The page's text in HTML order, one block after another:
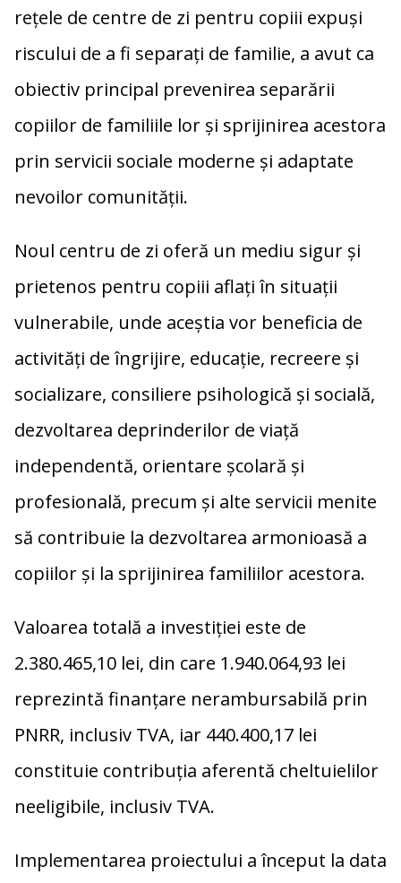
rețele de centre de zi pentru copiii expuși
riscului de a fi separați de familie, a avut ca
obiectiv principal prevenirea separării
copiilor de familiile lor și sprijinirea acestora
prin servicii sociale moderne și adaptate
nevoilor comunității.
Noul centru de zi oferă un mediu sigur și
prietenos pentru copiii aflați în situații
vulnerabile, unde aceștia vor beneficia de
activități de îngrijire, educație, recreere și
socializare, consiliere psihologică și socială,
dezvoltarea deprinderilor de viață
independentă, orientare școlară și
profesională, precum și alte servicii menite
să contribuie la dezvoltarea armonioasă a
copiilor și la sprijinirea familiilor acestora.
Valoarea totală a investiției este de
2.380.465,10 lei, din care 1.940.064,93 lei
reprezintă finanțare nerambursabilă prin
PNRR, inclusiv TVA, iar 440.400,17 lei
constituie contribuția aferentă cheltuielilor
neeligibile, inclusiv TVA.
Implementarea proiectului a început la data